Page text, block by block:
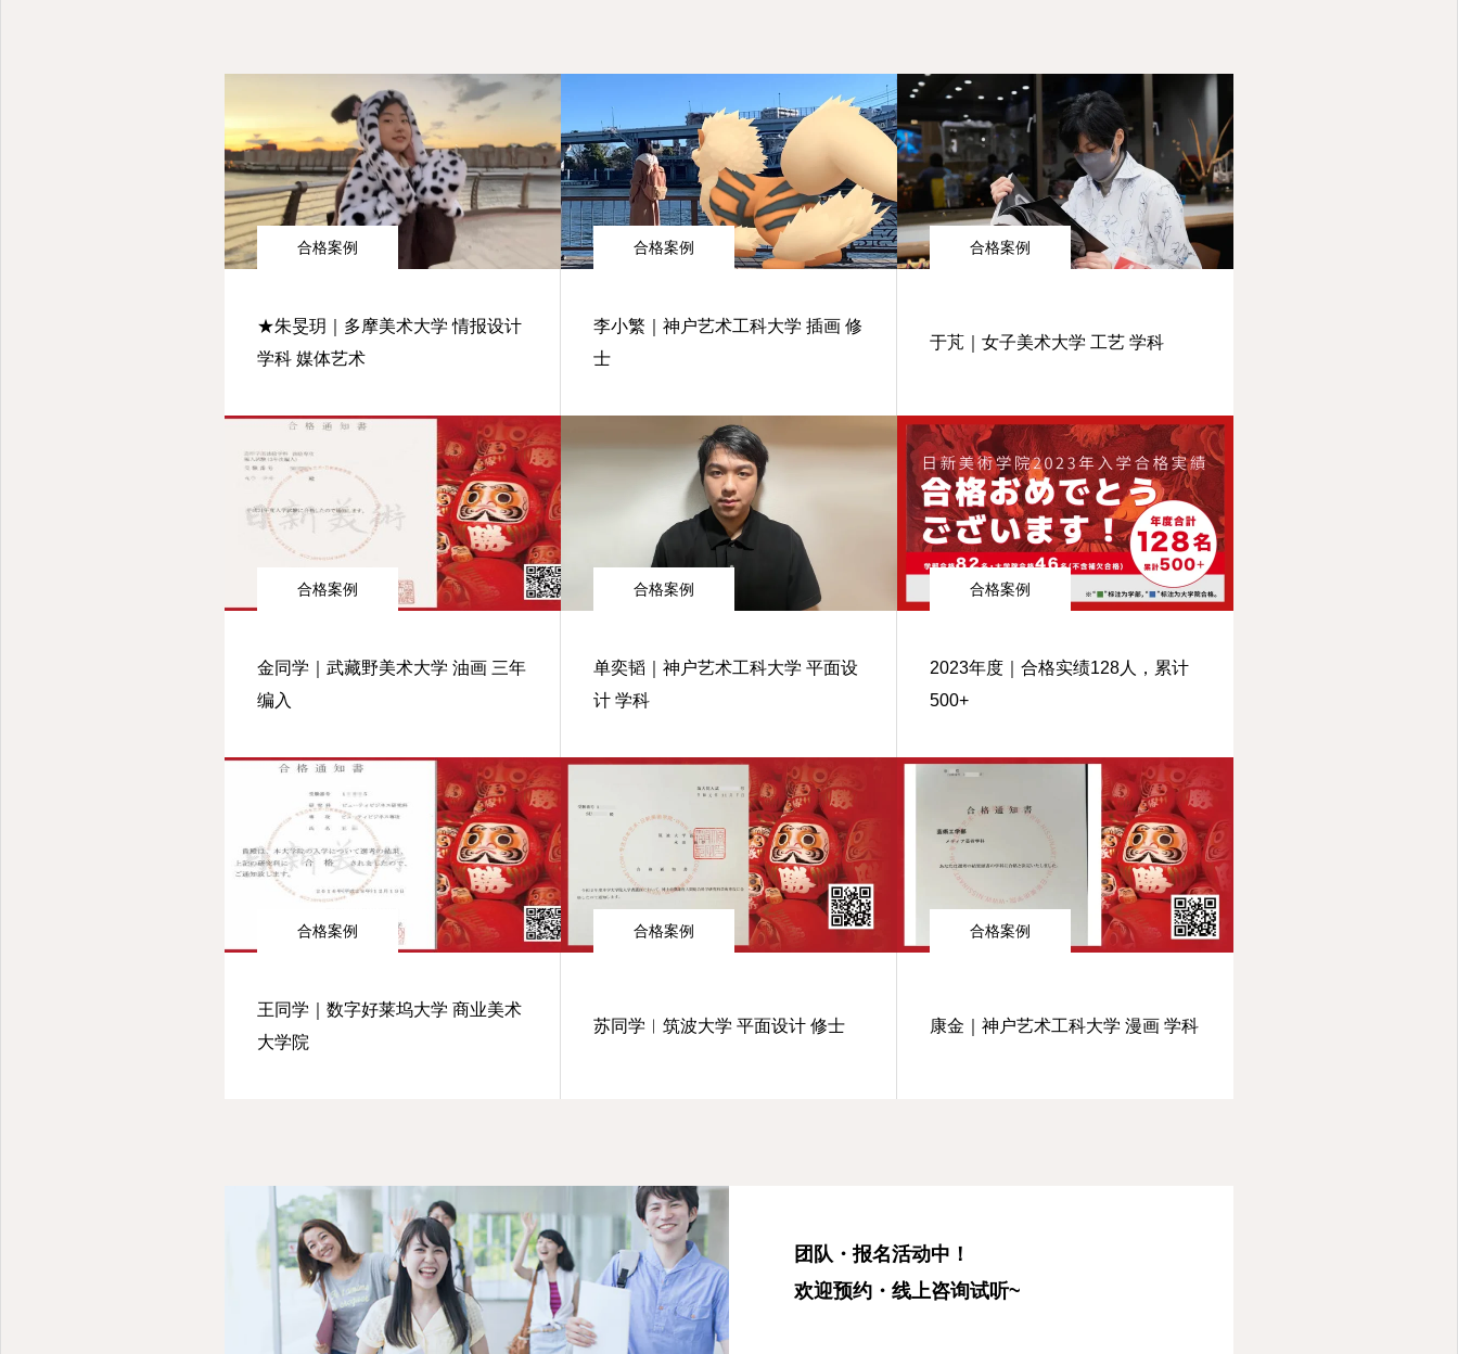
合格案例
★朱旻玥｜多摩美术大学 情报设计
学科 媒体艺术
合格案例
李小繁｜神户艺术工科大学 插画 修
士
合格案例
于芃｜女子美术大学 工艺 学科
合格案例
金同学｜武藏野美术大学 油画 三年
编入
合格案例
单奕韬｜神户艺术工科大学 平面设
计 学科
合格案例
2023年度｜合格实绩128人，累计
500+
合格案例
王同学｜数字好莱坞大学 商业美术
大学院
合格案例
苏同学︱筑波大学 平面设计 修士
合格案例
康金｜神户艺术工科大学 漫画 学科
团队・报名活动中！
欢迎预约・线上咨询试听~